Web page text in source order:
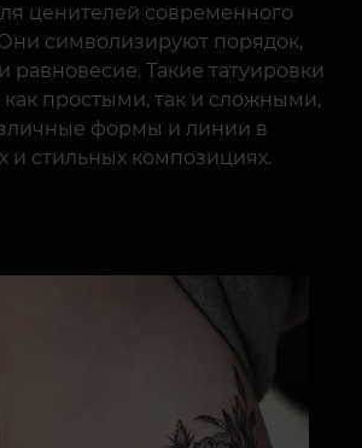
ценителей современного
Они символизируют порядок,
равновесие. Такие татуировки
как простыми, так и сложными,
формы и линии в
и стильных композициях.